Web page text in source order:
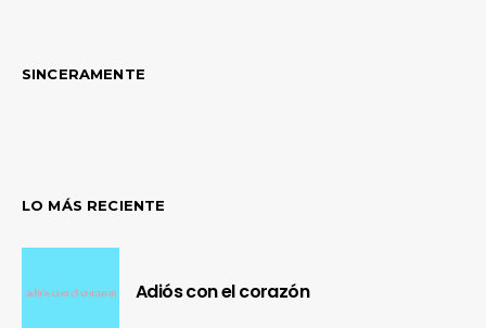
SINCERAMENTE
LO MÁS RECIENTE
Adiós con el corazón